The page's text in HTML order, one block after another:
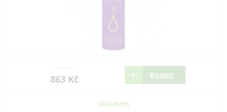
863 Kč Koupit
skladem